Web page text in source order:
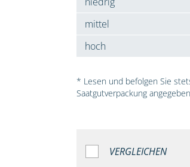
mittel
hoch
* Lesen und befolgen Sie
Saatgutverpackung
VERGLEICHEN